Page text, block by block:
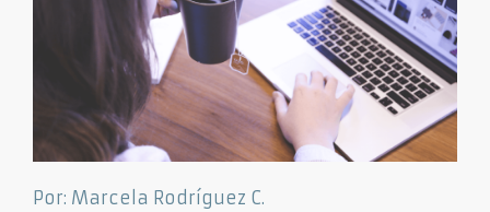
Por: Marcela Rodríguez C.